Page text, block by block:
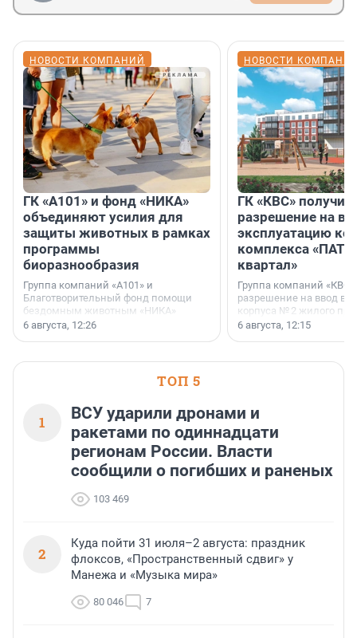
НОВОСТИ КОМПАНИЙ
ГК «А101» и фонд «НИКА»
объединяют усилия для
защиты животных в рамках
программы
биоразнообразия
Группа компаний «А101» и
Благотворительный фонд помощи
бездомным животным «НИКА»
заключили соглашение о
6 августа, 12:26
НОВОСТИ
ГК «КВС»
разрешение на
эксплуатацию
комплекса
квартал»
Группа компаний
разрешение на ввод в
корпуса № 2 жилого
Уютный квартал»,
6 августа, 12:15
ТОП 5
1
ВСУ ударили дронами и
ракетами по одиннадцати
регионам России. Власти
сообщили о погибших и раненых
103 469
2
Куда пойти 31 июля–2 августа: праздник
флоксов, «Пространственный сдвиг» у
Манежа и «Музыка мира»
80 046 7